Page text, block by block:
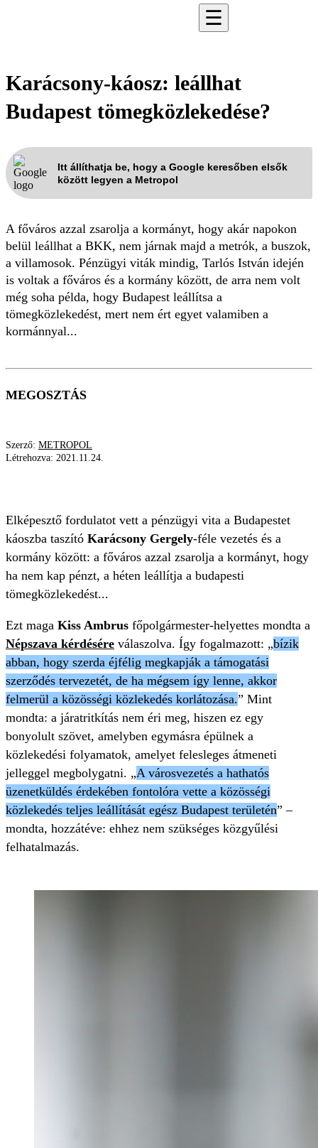
☰
Karácsony-káosz: leállhat
Budapest tömegközlekedése?
Itt állíthatja be, hogy a Google keresőben elsők
között legyen a Metropol
A főváros azzal zsarolja a kormányt, hogy akár napokon
belül leállhat a BKK, nem járnak majd a metrók, a buszok,
a villamosok. Pénzügyi viták mindig, Tarlós István idején
is voltak a főváros és a kormány között, de arra nem volt
még soha példa, hogy Budapest leállítsa a
tömegközlekedést, mert nem ért egyet valamiben a
kormánnyal...
MEGOSZTÁS
Szerző: METROPOL
Létrehozva: 2021.11.24.
Elképesztő fordulatot vett a pénzügyi vita a Budapestet
káoszba taszító Karácsony Gergely-féle vezetés és a
kormány között: a főváros azzal zsarolja a kormányt, hogy
ha nem kap pénzt, a héten leállítja a budapesti
tömegközlekedést...
Ezt maga Kiss Ambrus főpolgármester-helyettes mondta a
Népszava kérdésére válaszolva. Így fogalmazott: „bízik
abban, hogy szerda éjfélig megkapják a támogatási
szerződés tervezetét, de ha mégsem így lenne, akkor
felmerül a közösségi közlekedés korlátozása.” Mint
mondta: a járatritkítás nem éri meg, hiszen ez egy
bonyolult szövet, amelyben egymásra épülnek a
közlekedési folyamatok, amelyet felesleges átmeneti
jelleggel megbolygatni. „A városvezetés a hathatós
üzenetküldés érdekében fontolóra vette a közösségi
közlekedés teljes leállítását egész Budapest területén” –
mondta, hozzátéve: ehhez nem szükséges közgyűlési
felhatalmazás.